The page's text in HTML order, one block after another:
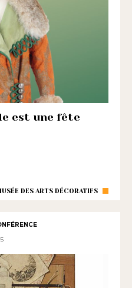
est une fête
DES ARTS DÉCORATIFS